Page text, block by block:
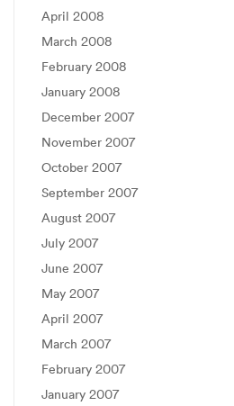
April 2008
March 2008
February 2008
January 2008
December 2007
November 2007
October 2007
September 2007
August 2007
July 2007
June 2007
May 2007
April 2007
March 2007
February 2007
January 2007